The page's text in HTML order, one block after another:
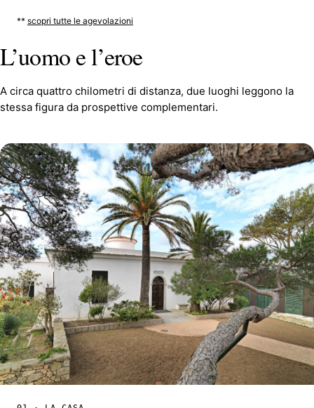
** scopri tutte le agevolazioni
L’uomo e l’eroe
A circa quattro chilometri di distanza, due luoghi leggono la
stessa figura da prospettive complementari.